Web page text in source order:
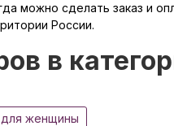
можно сделать заказ и
России.
в
для женщины